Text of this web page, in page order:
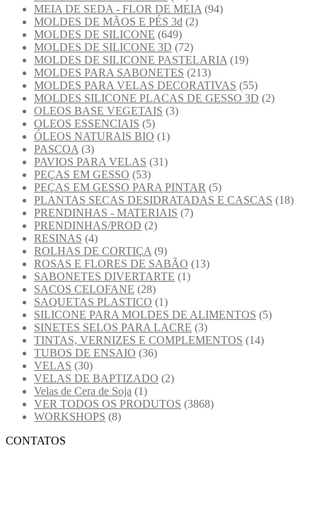
MEIA DE SEDA - FLOR DE MEIA (94)
MOLDES DE MÃOS E PÉS 3d (2)
MOLDES DE SILICONE (649)
MOLDES DE SILICONE 3D (72)
MOLDES DE SILICONE PASTELARIA (19)
MOLDES PARA SABONETES (213)
MOLDES PARA VELAS DECORATIVAS (55)
MOLDES SILICONE PLACAS DE GESSO 3D (2)
OLEOS BASE VEGETAIS (3)
OLEOS ESSENCIAIS (5)
ÓLEOS NATURAIS BIO (1)
PASCOA (3)
PAVIOS PARA VELAS (31)
PEÇAS EM GESSO (53)
PEÇAS EM GESSO PARA PINTAR (5)
PLANTAS SECAS DESIDRATADAS E CASCAS (18)
PRENDINHAS - MATERIAIS (7)
PRENDINHAS/PROD (2)
RESINAS (4)
ROLHAS DE CORTIÇA (9)
ROSAS E FLORES DE SABÃO (13)
SABONETES DIVERTARTE (1)
SACOS CELOFANE (28)
SAQUETAS PLASTICO (1)
SILICONE PARA MOLDES DE ALIMENTOS (5)
SINETES SELOS PARA LACRE (3)
TINTAS, VERNIZES E COMPLEMENTOS (14)
TUBOS DE ENSAIO (36)
VELAS (30)
VELAS DE BAPTIZADO (2)
Velas de Cera de Soja (1)
VER TODOS OS PRODUTOS (3868)
WORKSHOPS (8)
CONTATOS